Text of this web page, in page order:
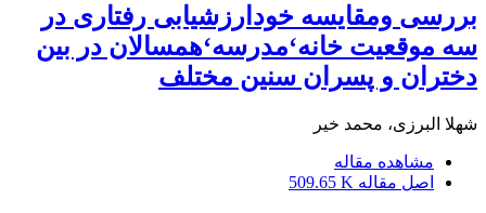
بررسی ومقایسه خودارزشیابی رفتاری در
سه موقعیت خانه‘مدرسه‘همسالان در بین
دختران و پسران سنین مختلف
شهلا البرزی، محمد خیر
مشاهده مقاله
اصل مقاله 509.65 K